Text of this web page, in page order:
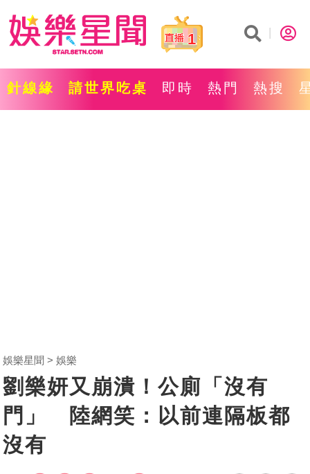
1
針線緣 請世界吃桌 即時 熱門 熱搜
娛樂星聞 娛樂
劉樂妍又崩潰！公廁「沒有
門」 陸網笑：以前連隔板都
沒有